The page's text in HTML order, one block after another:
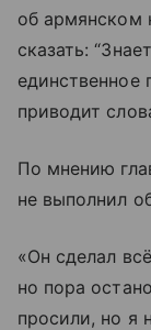
об армянском
сказать:
единственное
приводит
По мнению
не выполнил
«Он сделал
но пора
просили, но я